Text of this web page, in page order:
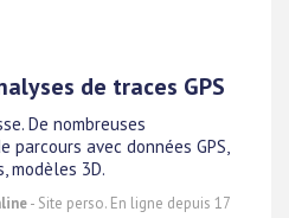
de traces GPS
De nombreuses
avec données GPS,
modèles 3D.
- Site perso. En ligne depuis 17